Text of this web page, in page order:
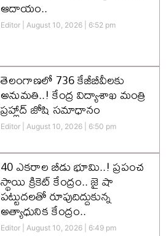
ఆదాయం..
Editor August 10, 2026 6:52 pm
తెలంగాణలో 736 కేజీబీవీలకు
అనుమతి..! కేంద్ర విద్యాశాఖ మంత్రి
ప్రహ్లాద్ జోషి సమాధానం
Editor August 10, 2026 6:50 pm
40 ఎకరాల బీడు భూమి..! ప్రపంచ
స్థాయి క్రికెట్‌ కేంద్రం.. జై షా
పట్టుదలతో రూపుదిద్దుకున్న
అత్యాధునిక కేంద్రం..
Editor August 10, 2026 6:49 pm